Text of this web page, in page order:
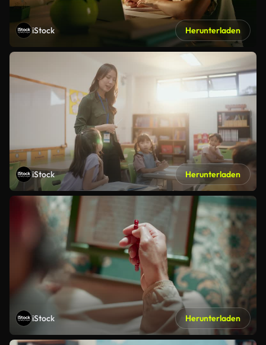
iStock Herunterladen
iStock Herunterladen
iStock Herunterladen